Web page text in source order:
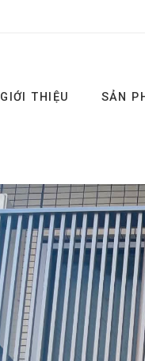
GIỚI THIỆU SẢN